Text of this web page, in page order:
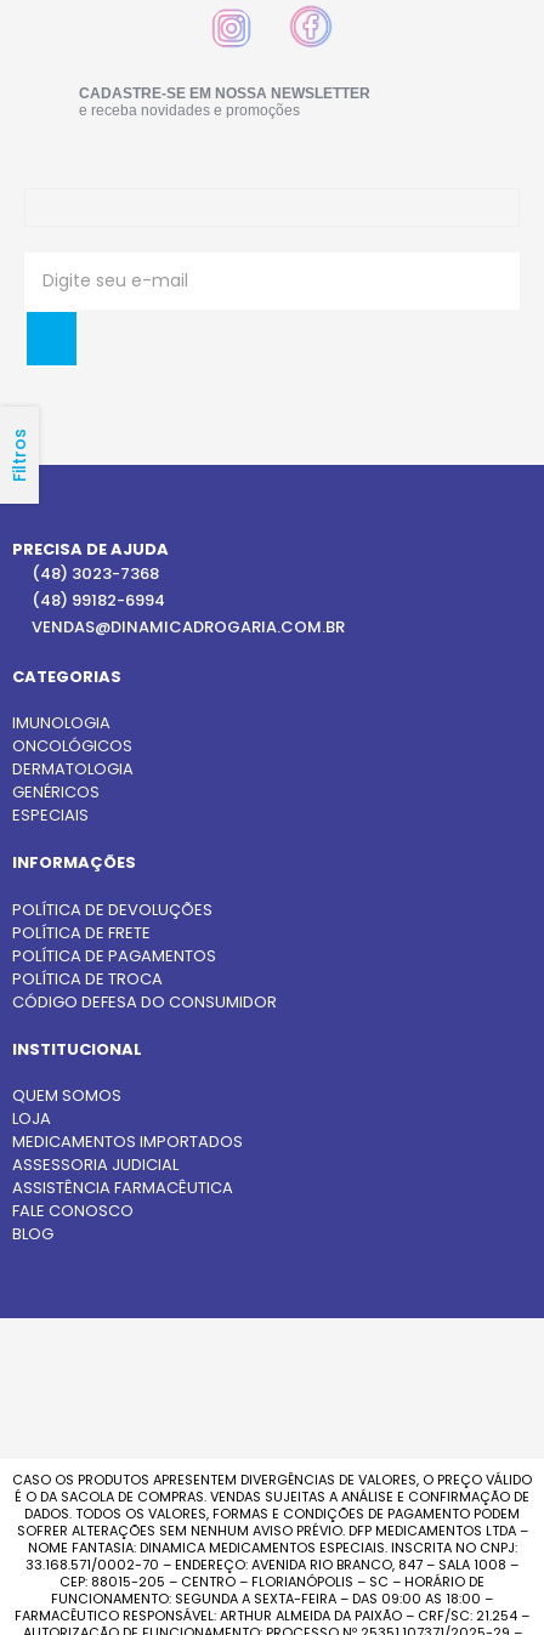
Filtros
CADASTRE-SE EM NOSSA NEWSLETTER
e receba novidades e promoções
PRECISA DE AJUDA
(48) 3023-7368
(48) 99182-6994
VENDAS@DINAMICADROGARIA.COM.BR
CATEGORIAS
IMUNOLOGIA
ONCOLÓGICOS
DERMATOLOGIA
GENÉRICOS
ESPECIAIS
INFORMAÇÕES
POLÍTICA DE DEVOLUÇÕES
POLÍTICA DE FRETE
POLÍTICA DE PAGAMENTOS
POLÍTICA DE TROCA
CÓDIGO DEFESA DO CONSUMIDOR
INSTITUCIONAL
QUEM SOMOS
LOJA
MEDICAMENTOS IMPORTADOS
ASSESSORIA JUDICIAL
ASSISTÊNCIA FARMACÊUTICA
FALE CONOSCO
BLOG
CASO OS PRODUTOS APRESENTEM DIVERGÊNCIAS DE VALORES, O PREÇO VÁLIDO
É O DA SACOLA DE COMPRAS. VENDAS SUJEITAS A ANÁLISE E CONFIRMAÇÃO DE
DADOS. TODOS OS VALORES, FORMAS E CONDIÇÕES DE PAGAMENTO PODEM
SOFRER ALTERAÇÕES SEM NENHUM AVISO PRÉVIO. DFP MEDICAMENTOS LTDA –
NOME FANTASIA: DINAMICA MEDICAMENTOS ESPECIAIS. INSCRITA NO CNPJ:
33.168.571/0002-70 – ENDEREÇO: AVENIDA RIO BRANCO, 847 – SALA 1008 –
CEP: 88015-205 – CENTRO – FLORIANÓPOLIS – SC – HORÁRIO DE
FUNCIONAMENTO: SEGUNDA A SEXTA-FEIRA – DAS 09:00 AS 18:00 –
FARMACÊUTICO RESPONSÁVEL: ARTHUR ALMEIDA DA PAIXÃO – CRF/SC: 21.254 –